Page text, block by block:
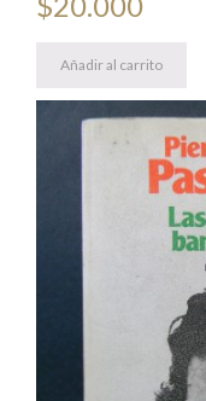
Añadir al carrito